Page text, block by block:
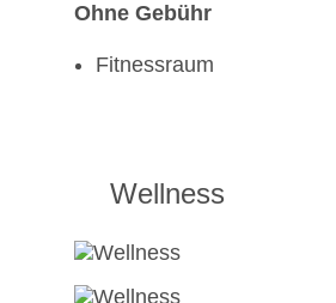
Ohne Gebühr
Fitnessraum
Wellness